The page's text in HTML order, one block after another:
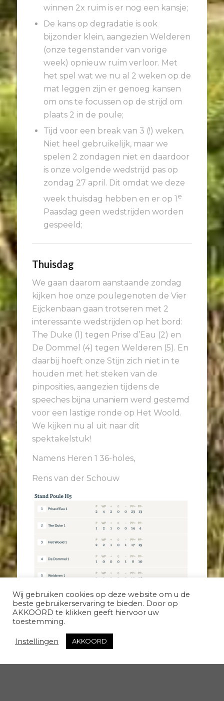
winnen 2x ruim is er nog een kansje;
De kans op degradatie is ook
bijzonder klein, aangezien Welderen
(onze tegenstander van vorige
week) opnieuw ruim verloor. Met
het spel wat we nu al 2 weken op de
mat leggen zijn er genoeg kansen
om ons te focussen op de strijd om
plaats 2 in de poule;
Tijd voor een break van 3 (!) weken.
Niet heel gebruikelijk, maar we
spelen 2 zondagen niet en daardoor
is onze volgende wedstrijd pas op
zondag 27 april. Dit omdat we deze
week thuisdag hebben en er op 1e
Paasdag geen wedstrijden worden
gespeeld;
Thuisdag
We gaan daarom aanstaande zondag
kijken hoe onze poulegenoten de Vier
Eijckenbaan gaan trotseren met 2
interessante wedstrijden op het bord:
The Duke (1) tegen Prise d’Eau (2) en
De Dommel (4) tegen Welderen (5). En
daarbij hoeft onze Stijn zich niet in te
houden met het steken van de
pinposities, aangezien tijdens de
speeches bijna unaniem werd gestemd
voor een lastige ronde op Het Woold.
We kijken nu al uit naar dit
spektakelstuk!
Namens Heren 1 36-holes,
Rens van der Schouw
Wij gebruiken cookies op deze website om u de
beste gebruikerservaring te bieden. Door op
AKKOORD te klikken geeft hiervoor uw
toestemming.
Instellingen AKKOORD